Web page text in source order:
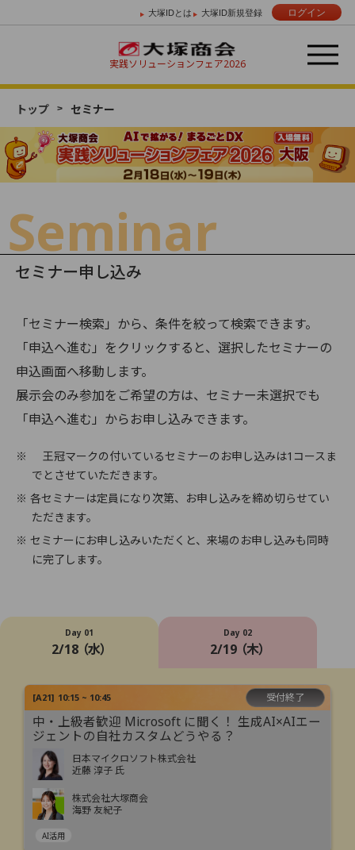
大塚IDとは 大塚ID新規登録 ログイン
実践ソリューションフェア2026
トップ セミナー
Seminar
セミナー申し込み
「セミナー検索」から、条件を絞って検索できます。
「申込へ進む」をクリックすると、選択したセミナーの
申込画面へ移動します。
展示会のみ参加をご希望の方は、セミナー未選択でも
「申込へ進む」からお申し込みできます。
※
王冠マークの付いているセミナーのお申し込みは1コースま
でとさせていただきます。
※ 各セミナーは定員になり次第、お申し込みを締め切らせてい
ただきます。
※ セミナーにお申し込みいただくと、来場のお申し込みも同時
に完了します。
Day 01
2/18 （水）
Day 02
2/19 （木）
Day 01
2/18 （水） 2/19 （木）
[A21] 10:15 ~ 10:45 受付終了
中・上級者歓迎 Microsoft に聞く！ 生成AI×AIエー
ジェントの自社カスタムどうやる？
日本マイクロソフト株式会社
近藤 淳子 氏
株式会社大塚商会
海野 友紀子
AI活用